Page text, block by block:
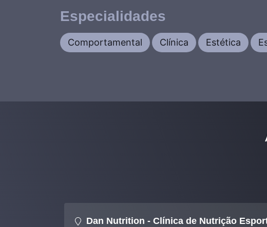
Especialidades
Comportamental Clínica Estética
Dan Nutrition - Clínica de Nutrição